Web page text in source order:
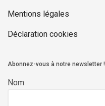
Mentions légales
Déclaration cookies
Abonnez-vous à notre newsletter !
Nom